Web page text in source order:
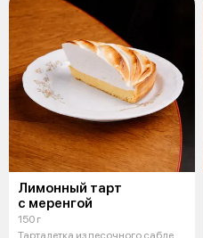
Лимонный тарт
с меренгой
150 г
Тарталетка из песочного сабле